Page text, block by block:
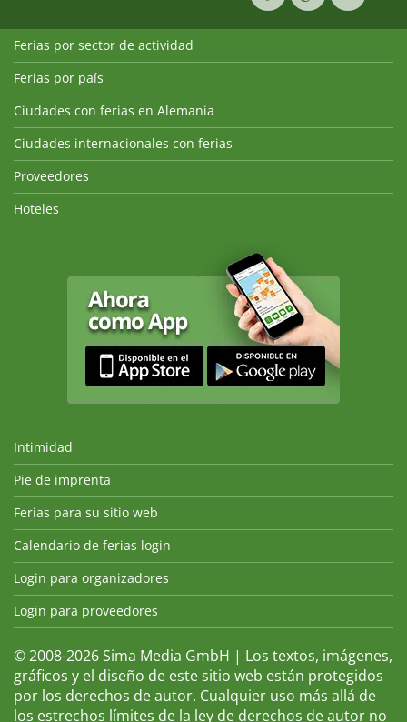
Ferias por sector de actividad
Ferias por país
Ciudades con ferias en Alemania
Ciudades internacionales con ferias
Proveedores
Hoteles
Intimidad
Pie de imprenta
Ferias para su sitio web
Calendario de ferias login
Login para organizadores
Login para proveedores
© 2008-2026 Sima Media GmbH | Los textos, imágenes,
gráficos y el diseño de este sitio web están protegidos
por los derechos de autor. Cualquier uso más allá de
los estrechos límites de la ley de derechos de autor no